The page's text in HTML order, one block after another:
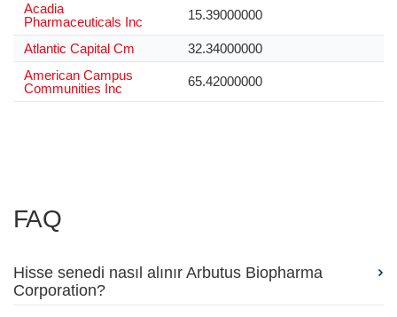
Acadia
Pharmaceuticals Inc
15.39000000
Atlantic Capital Cm
32.34000000
American Campus
Communities Inc
65.42000000
FAQ
Hisse senedi nasıl alınır Arbutus Biopharma
Corporation?